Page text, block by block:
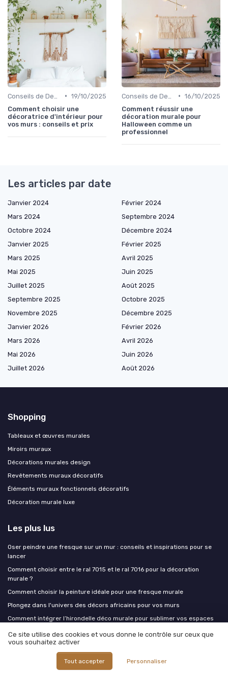
• 19/10/2025
Comment choisir une
décoratrice d'intérieur pour
vos murs : conseils et prix
• 16/10/2025
Comment réussir une
décoration murale pour
Halloween comme un
professionnel
Les articles par date
Janvier 2024
Février 2024
Mars 2024
Septembre 2024
Octobre 2024
Décembre 2024
Janvier 2025
Février 2025
Mars 2025
Avril 2025
Mai 2025
Juin 2025
Juillet 2025
Août 2025
Septembre 2025
Octobre 2025
Novembre 2025
Décembre 2025
Janvier 2026
Février 2026
Mars 2026
Avril 2026
Mai 2026
Juin 2026
Juillet 2026
Août 2026
Shopping
Tableaux et œuvres murales
Miroirs muraux
Décorations murales design
Revêtements muraux décoratifs
Éléments muraux fonctionnels décoratifs
Décoration murale luxe
Les plus lus
Oser peindre une fresque sur un mur : conseils et inspirations pour se
lancer
Comment choisir entre le ral 7015 et le ral 7016 pour la décoration
murale ?
Comment choisir la peinture idéale pour une fresque murale
Plongez dans l'univers des décors africains pour vos murs
Comment intégrer l’hirondelle déco murale pour sublimer vos espaces
Les derniers articles
Décoration murale en salle de bain : ce qui résiste à l'humidité et reste
beau après deux ans
Ce site utilise des cookies et vous donne le contrôle sur ceux que
vous souhaitez activer
Tout accepter Personnaliser